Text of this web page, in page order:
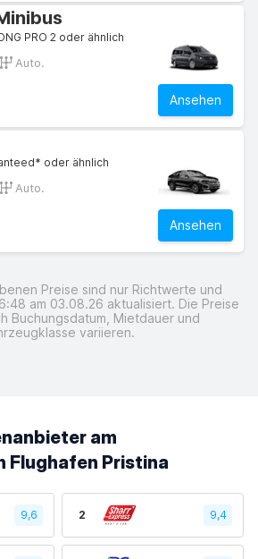
PRO 2 oder ähnlich
Auto.
Ansehen
oder ähnlich
Auto.
Ansehen
Preise sind nur Richtwerte und
am 03.08.26 aktualisiert. Die Preise
Buchungsdatum, Mietdauer und
variieren.
am
Flughafen Pristina
9,6 2 9,4